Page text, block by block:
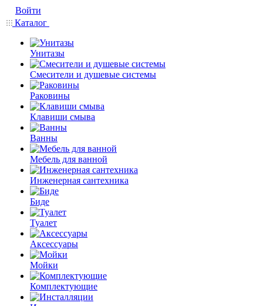
Войти
Каталог
Унитазы
Смесители и душевые системы
Раковины
Клавиши смыва
Ванны
Мебель для ванной
Инженерная сантехника
Биде
Туалет
Аксессуары
Мойки
Комплектующие